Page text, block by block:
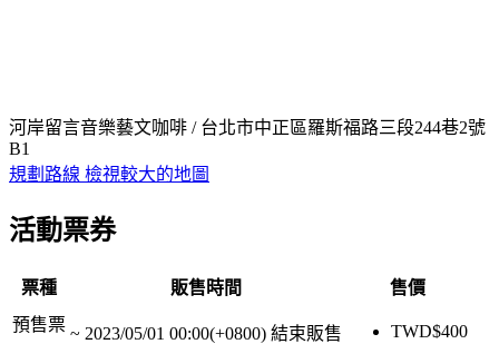
河岸留言音樂藝文咖啡 / 台北市中正區羅斯福路三段244巷2號
B1
規劃路線 檢視較大的地圖
活動票券
票種 販售時間
售價
預售票 ~ 2023/05/01 00:00(+0800) 結束販售 TWD$400